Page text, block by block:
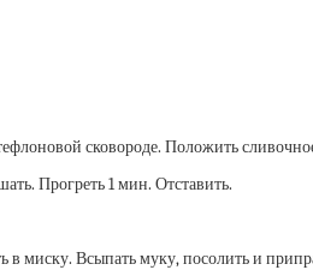
сковороде. Положить
Прогреть 1 мин. Отставить.
в миску. Всыпать муку, посолить и